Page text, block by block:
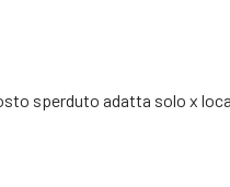
sperduto adatta solo x